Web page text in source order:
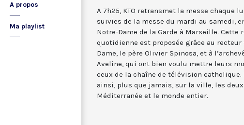
A propos
Ma playlist
A 7h25, KTO retransmet la messe chaque
suivies de la messe du mardi au samedi,
Notre-Dame de la Garde à Marseille. Cette
quotidienne est proposée grâce au
Dame, le père Olivier Spinosa, et à
Aveline, qui ont bien voulu mettre leurs
ceux de la chaîne de télévision catholique.
ainsi, plus que jamais, sur la ville, les
Méditerranée et le monde entier.